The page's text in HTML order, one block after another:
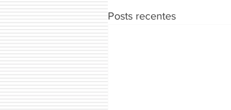
Posts recentes